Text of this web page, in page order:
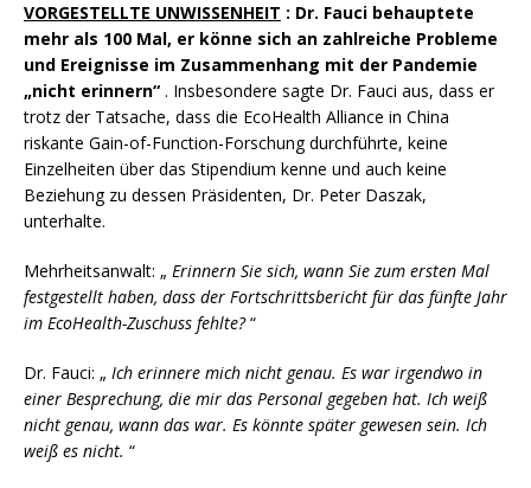
VORGESTELLTE UNWISSENHEIT : Dr. Fauci behauptete
mehr als 100 Mal, er könne sich an zahlreiche Probleme
und Ereignisse im Zusammenhang mit der Pandemie
„nicht erinnern“ . Insbesondere sagte Dr. Fauci aus, dass er
trotz der Tatsache, dass die EcoHealth Alliance in China
riskante Gain-of-Function-Forschung durchführte, keine
Einzelheiten über das Stipendium kenne und auch keine
Beziehung zu dessen Präsidenten, Dr. Peter Daszak,
unterhalte.
Mehrheitsanwalt: „ Erinnern Sie sich, wann Sie zum ersten Mal
festgestellt haben, dass der Fortschrittsbericht für das fünfte Jahr
im EcoHealth-Zuschuss fehlte?“
Dr. Fauci: „ Ich erinnere mich nicht genau. Es war irgendwo in
einer Besprechung, die mir das Personal gegeben hat. Ich weiß
nicht genau, wann das war. Es könnte später gewesen sein. Ich
weiß es nicht. “